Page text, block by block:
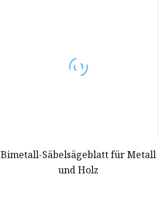
Bimetall-Säbelsägeblatt für Metall
und Holz